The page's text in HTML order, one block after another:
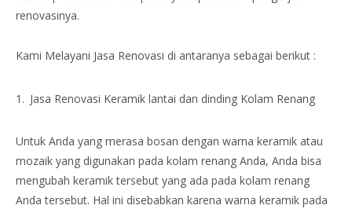
renovasinya.
Kami Melayani Jasa Renovasi di antaranya sebagai berikut :
Jasa Renovasi Keramik lantai dan dinding Kolam Renang
Untuk Anda yang merasa bosan dengan warna keramik atau
mozaik yang digunakan pada kolam renang Anda, Anda bisa
mengubah keramik tersebut yang ada pada kolam renang
Anda tersebut. Hal ini disebabkan karena warna keramik pada